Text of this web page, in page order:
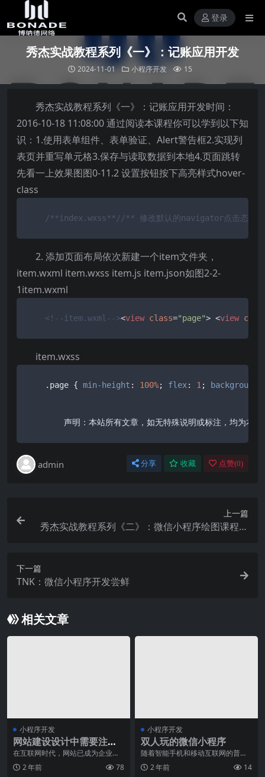
登录
秀杰实战教程系列《一》：记账应用开发
2024-11-01 小程序开发 15
秀杰实战教程系列《一》：记账应用开发时间：
2016-10-18 11:08:00 通过阅读本课程你可以学到以下知
识：1.使用表单组件、表单验证、Alert警告框2.实现列
表页并重写单元格3.保存与读取数据到本地4.页面跳转
先看一上效果图图0-11.2 设置按钮按下高亮样式hover-
class
/**index.wxss**//** 修改默认的navigator点击态
2. 添加页面布局依次新建一个item文件夹，
item.wxml item.wxss item.js item.json如图2-2-
1item.wxml
<!--item.wxml--><view class="page"> <view
item.wxss
.page { min-height : 100%; flex: 1 ;
声明：本站所有文章，如无特殊说明或标注，均为本
admin 分享 收藏 点赞(0)
上一篇
秀杰实战教程系列《二》：微信小程序绘图课程之
下一篇
TNK：微信小程序开发尝鲜
相关文章
小程序开发
网站建设设计中需要注意
的问题
在互联网时代，网站已成为企业展
示形象、提供产品和服务的重要平
台。然而，一个成功的
2 年前 78
小程序开发
双人玩的微信小程序
随着智能手机和移动互联网的普
及，微信小程序成为了人们生活中
不可或缺的一部分。微信
2 年前 14